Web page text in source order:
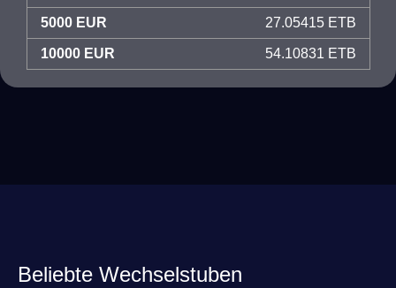
5000 EUR 27.05415 ETB
10000 EUR 54.10831 ETB
Beliebte Wechselstuben